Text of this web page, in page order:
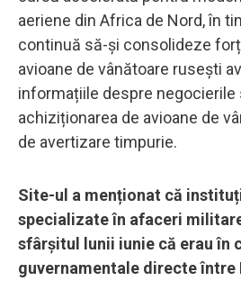
aeriene din Africa de Nord, în
continuă să-și consolideze
avioane de vânătoare rusești
informațiile despre negocierile
achiziționarea de avioane de
de avertizare timpurie.
Site-ul a menționat că
specializate în afaceri
sfârșitul lunii iunie că erau în
guvernamentale directe între